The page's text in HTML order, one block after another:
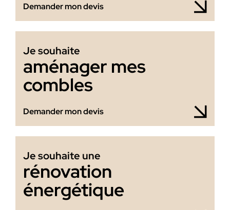
Demander mon devis
Je souhaite
aménager mes
combles
Demander mon devis
Je souhaite une
rénovation
énergétique